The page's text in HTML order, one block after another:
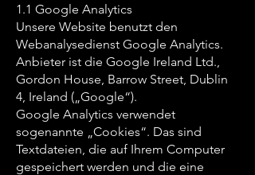
1.1 Google Analytics
Unsere Website benutzt den
Webanalysedienst Google Analytics.
Anbieter ist die Google Ireland Ltd.,
Gordon House, Barrow Street, Dublin
4, Ireland („Google“).
Google Analytics verwendet
sogenannte „Cookies“. Das sind
Textdateien, die auf Ihrem Computer
gespeichert werden und die eine